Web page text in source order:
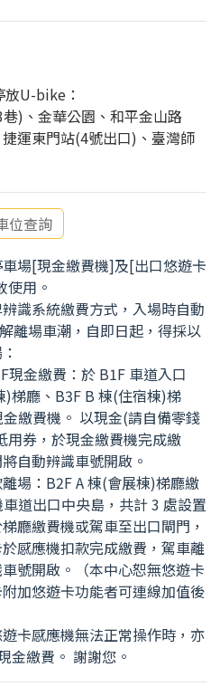
U-bike：
)、金華公園、和平金山路
運東門站(4號出口)、臺灣師
位查詢
場[現金繳費機]及[出口悠遊卡
用。
識系統繳費方式，入場時自動
離場車潮，自即日起，得採以
現金繳費：於 B1F 車道入口
)梯廳、B3F B 棟(住宿棟)梯
繳費機。 以現金(請自備零錢
用券，於現金繳費機完成繳
自動辨識車號開啟。
場：B2F A 棟(會展棟)梯廳繳
道出口中央島，共計 3 處設置
廳繳費機或駕車至出口閘門，
感應機扣款完成繳費，駕車離
號開啟。（本中心恕無悠遊卡
加悠遊卡功能者可連線加值後
卡感應機無法正常操作時，亦
金繳費。 謝謝您。